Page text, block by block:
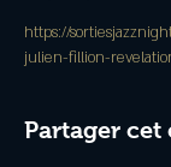
https://
julien-fillion-
Partager cet